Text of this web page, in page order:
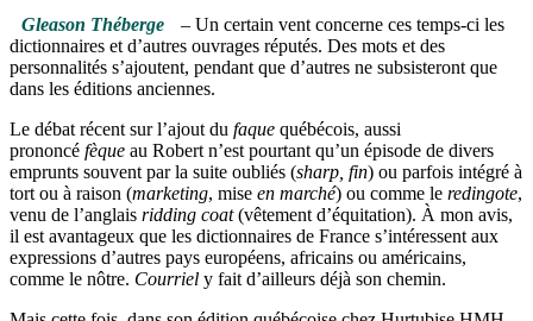
Gleason Théberge
– Un certain vent concerne ces temps-ci les
dictionnaires et d’autres ouvrages réputés. Des mots et des
personnalités s’ajoutent, pendant que d’autres ne subsisteront que
dans les éditions anciennes.
Le débat récent sur l’ajout du faque québécois, aussi
prononcé fèque au Robert n’est pourtant qu’un épisode de divers
emprunts souvent par la suite oubliés (sharp, fin) ou parfois intégré à
tort ou à raison (marketing, mise en marché) ou comme le redingote,
venu de l’anglais ridding coat(vêtement d’équitation). À mon avis,
il est avantageux que les dictionnaires de France s’intéressent aux
expressions d’autres pays européens, africains ou américains,
comme le nôtre. Courriel y fait d’ailleurs déjà son chemin.